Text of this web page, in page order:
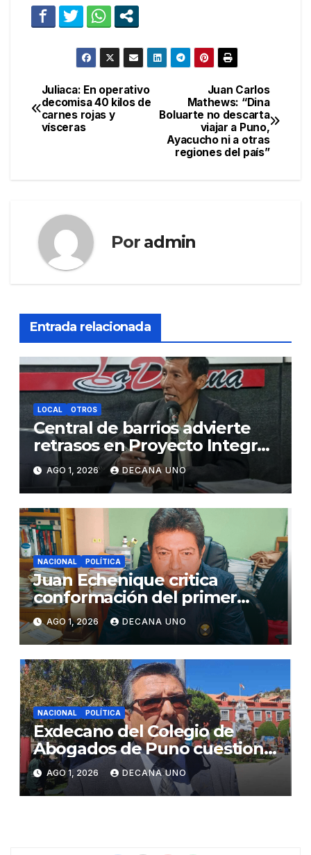
Navegación
de
Juan Carlos
Mathews: “Dina
Boluarte no descarta
viajar a Puno,
Ayacucho ni a otras
regiones del país”
Juliaca: En operativo
decomisa 40 kilos de
carnes rojas y
vísceras
Por admin
Entrada relacionada
LOCAL OTROS
Central de barrios advierte
retrasos en Proyecto Integral
de Agua y Alcantarillado para
Juliaca
AGO 1, 2026 DECANA UNO
NACIONAL POLÍTICA
Juan Echenique critica
conformación del primer
gabinete ministerial de Keiko
Fujimori
AGO 1, 2026 DECANA UNO
NACIONAL POLÍTICA
Exdecano del Colegio de
Abogados de Puno cuestiona
propuestas sobre seguridad
ciudadana
AGO 1, 2026 DECANA UNO